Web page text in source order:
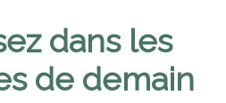
dans les
de demain